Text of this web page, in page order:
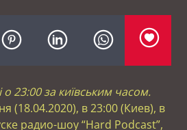
о 23:00 за київським часом.
(18.04.2020), в 23:00 (Киев), в
радио-шоу “Hard Podcast”,